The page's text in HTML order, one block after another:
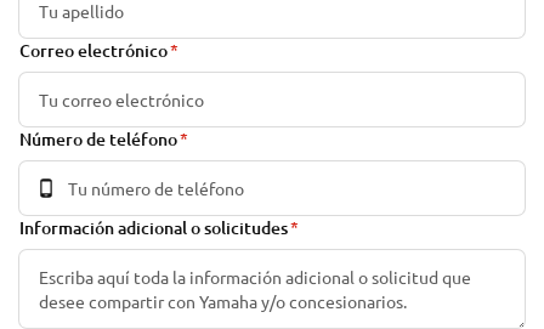
Correo electrónico
Número de teléfono
Información adicional o solicitudes